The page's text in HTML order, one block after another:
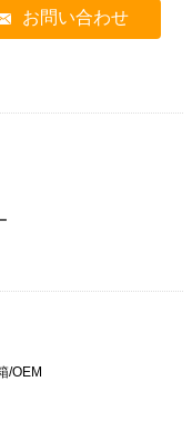
お問い合わせ
/OEM